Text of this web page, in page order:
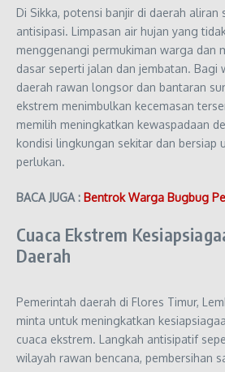
Di Sikka, potensi banjir di daerah aliran
antisipasi. Limpasan air hujan yang
menggenangi permukiman warga dan
dasar seperti jalan dan jembatan. Bagi
daerah rawan longsor dan bantaran
ekstrem menimbulkan kecemasan
memilih meningkatkan kewaspadaan
kondisi lingkungan sekitar dan bersiap
perlukan.
BACA JUGA : Bentrok Warga Bugbug
Cuaca Ekstrem
Daerah
Pemerintah daerah di Flores Timur,
minta untuk meningkatkan
cuaca ekstrem. Langkah antisipatif
wilayah rawan bencana, pembersihan